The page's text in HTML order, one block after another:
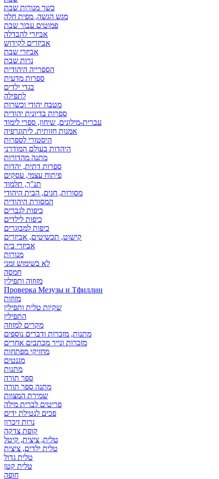
כשר מנורות שבת
מגש הגשה, מפית חלה
פמוטים עבור שבת
אביזרי להבדלה
אביזרים לקידוש
אביזרי שבת
נרות שבת
הספרייה היהודית
ספרות מדעית
בגדי ילדים
לתפילה
מטבח יהודי וכשרות
ספרות בדיונית יהודית
עברית-מילונים, שיחון, ספרי לימוד
אמנות חזותית. ליתוגרפיה
היסטורי לספרות
היהדות בעולם המודרני
מתנה מהדורות
ספרות דתית, יהדות
פיתוח עצמי, עסקים
תנ"ך, תלמוד
מסורות, חגים, הבית היהודי
המסורת היהודית
כיפות לגברים
כיפות לילדים
כיפות למבוגרים
קישוט, תכשיטים, אביזרים
אביזרי בית
מנורות
לא בשימוש זמני
חמסה
מזוזוה ותפילין
Проверка Мезузы и Тфиллин
מזוזות
שקיות טלית ותפילין
התפילין
מקרים למזוזה
מתנות, מזכרות ודברים נוספים
מזכרות ונייר מכתבים אחרים
מחזיקי מפתחות
מגנטים
מתנות
ספר תורה
מתנה ספר תורה
שמירת המצוות
פריטים לברית מילה
פכים לנטילת ידים
נרות זיכרון
קופת צדקה
טלית, ציצית, קיטל
טלית ילדים, ציצית
טלית גדול
טלית קטן